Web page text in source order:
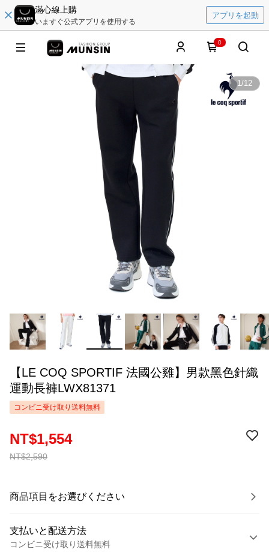
滿心線上購
いますぐ公式アプリを使用する
アプリを起動
0
1/12
【LE COQ SPORTIF 法國公雞】男款黑色針織
運動長褲LWX81371
コンビニ受け取り送料無料
NT$2,590
NT$1,554
商品項目をお選びください
支払いと配送方法
コンビニ受け取り送料無料